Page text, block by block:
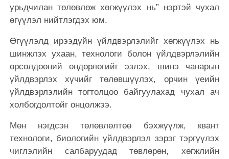
урьдчилан төлөвлөж хөгжүүлэх нь” нэртэй чухал
өгүүлэл нийтлэгдэх юм.
Өгүүлэлд ирээдүйн үйлдвэрлэлийг хөгжүүлэх нь
шинжлэх ухаан, технологи болон үйлдвэрлэлийн
өрсөлдөөний өндөрлөгийг эзлэх, шинэ чанарын
үйлдвэрлэх хүчийг төлөвшүүлэх, орчин үеийн
үйлдвэрлэлийн тогтолцоо байгуулахад чухал ач
холбогдолтойг онцолжээ.
Мөн нэгдсэн төлөвлөлтөө бэхжүүлж, квант
технологи, биологийн үйлдвэрлэл зэрэг тэргүүлэх
чиглэлийн салбаруудад төвлөрөн, хөгжлийн